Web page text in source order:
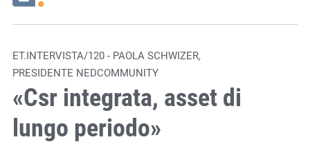
ET.INTERVISTA/120 - PAOLA SCHWIZER,
PRESIDENTE NEDCOMMUNITY
«Csr integrata, asset di
lungo periodo»